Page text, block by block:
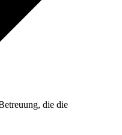
die die